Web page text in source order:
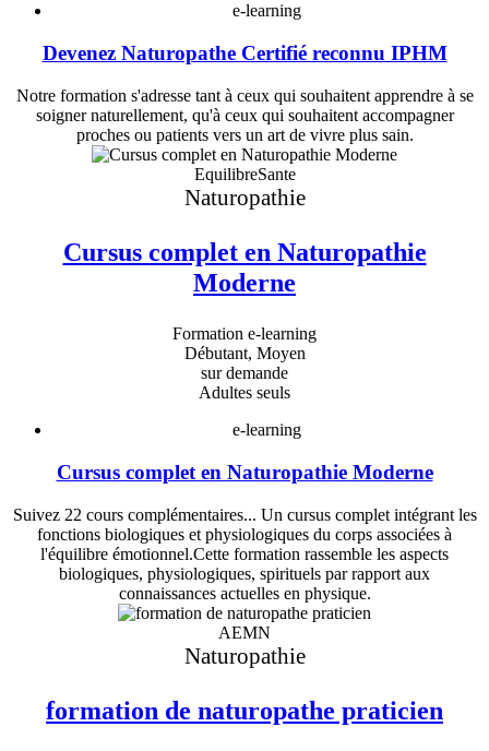
e-learning
Devenez Naturopathe Certifié reconnu IPHM
Notre formation s'adresse tant à ceux qui souhaitent apprendre à se
soigner naturellement, qu'à ceux qui souhaitent accompagner
proches ou patients vers un art de vivre plus sain.
EquilibreSante
Naturopathie
Cursus complet en Naturopathie
Moderne
Formation e-learning
Débutant, Moyen
sur demande
Adultes seuls
e-learning
Cursus complet en Naturopathie Moderne
Suivez 22 cours complémentaires... Un cursus complet intégrant les
fonctions biologiques et physiologiques du corps associées à
l'équilibre émotionnel.Cette formation rassemble les aspects
biologiques, physiologiques, spirituels par rapport aux
connaissances actuelles en physique.
AEMN
Naturopathie
formation de naturopathe praticien